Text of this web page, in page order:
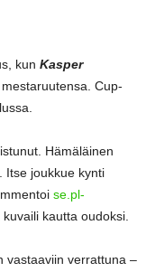
kun Kasper
Cup-
Hämäläinen
Itse joukkue kynti
se.pl-
kautta oudoksi.
vastaaviin verrattuna –